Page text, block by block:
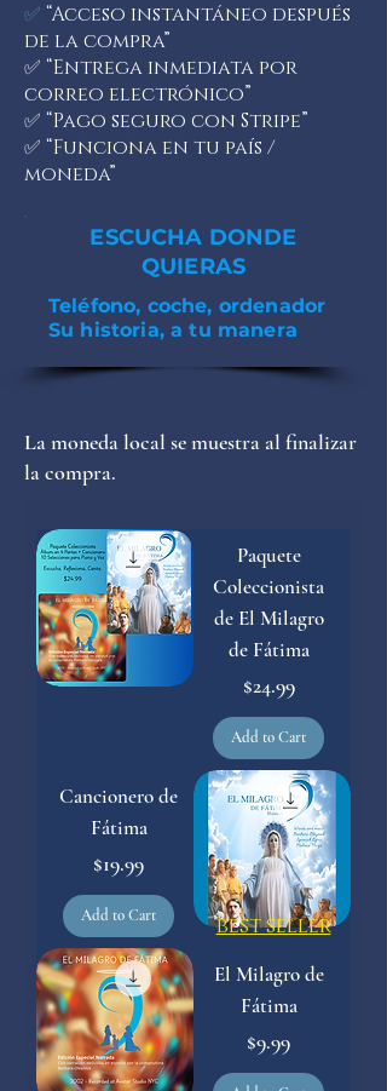
✅ “Acceso instantáneo después
de la compra”
✅ “Entrega inmediata por
correo electrónico”
✅ “Pago seguro con Stripe”
✅ “Funciona en tu país /
moneda”
ESCUCHA DONDE
QUIERAS
Teléfono, coche, ordenador
Su historia, a tu manera
La moneda local se muestra al finalizar
la compra.
Paquete
Coleccionista
de El Milagro
de Fátima
Price
$24.99
Add to Cart
Cancionero de
Fátima
Price
$19.99
Add to Cart
El Milagro de
Fátima
Price
$9.99
best seller